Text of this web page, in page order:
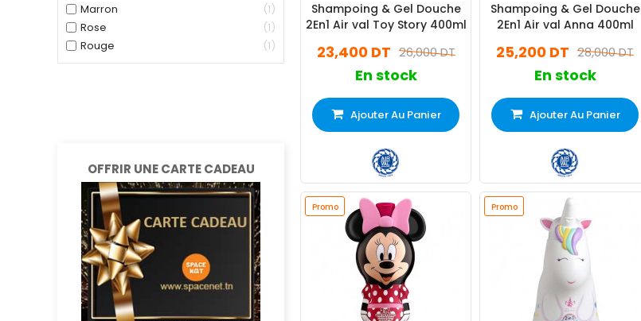
Marron
1
Rose
1
Rouge
1
OFFRIR UNE CARTE CADEAU
Shampoing & Gel Douche
2En1 Air val Toy Story 400ml
26,000 DT
23,400 DT
En stock
Ajouter Au Panier
Shampoing & Gel Douche
2En1 Air val Anna 400ml
28,000 DT
25,200 DT
En stock
Ajouter Au Panier
Promo Promo